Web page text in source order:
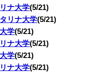
ナ大学(5/21)
リナ大学(5/21)
学(5/21)
ナ大学(5/21)
学(5/21)
ナ大学(5/21)